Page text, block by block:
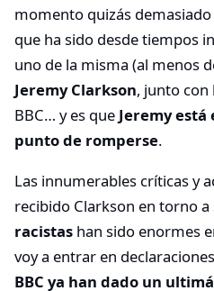
momento quizás
que ha sido desde tiempos
uno de la misma (al menos
Jeremy Clarkson, junto con
BBC… y es que Jeremy
punto de romperse.
Las innumerables críticas y
recibido Clarkson en torno
racistas han sido enormes
voy a entrar en
BBC ya han dado un